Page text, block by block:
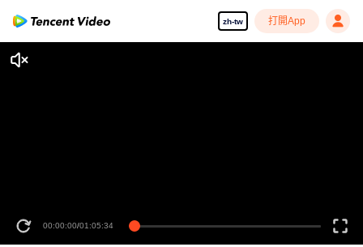
zh-tw 打開App
00:00:00/01:05:34